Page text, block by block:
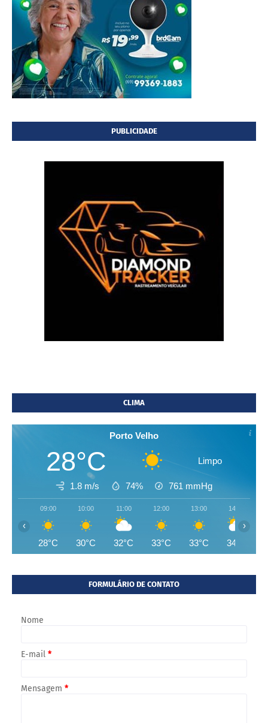
PUBLICIDADE
CLIMA
Porto Velho
28°C Limpo
1.8 m/s 74% 761 mmHg
09:00
28°C
10:00
30°C
11:00
32°C
12:00
33°C
13:00
33°C
14:00
34°C
‹ ›
FORMULÁRIO DE CONTATO
Nome
E-mail *
Mensagem *